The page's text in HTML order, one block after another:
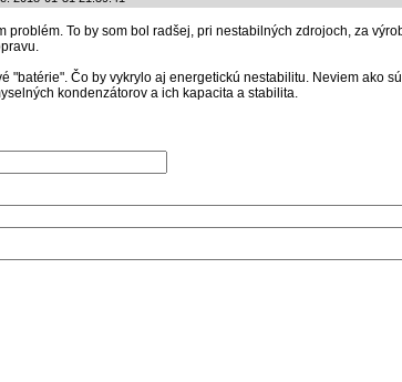
problém. To by som bol radšej, pri nestabilných zdrojoch, za
"batérie". Čo by vykrylo aj energetickú nestabilitu. Neviem ako sú
kondenzátorov a ich kapacita a stabilita.